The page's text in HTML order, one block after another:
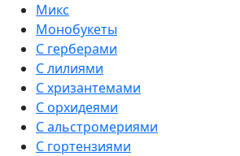
Микс
Монобукеты
С герберами
С лилиями
С хризантемами
С орхидеями
С альстромериями
С гортензиями